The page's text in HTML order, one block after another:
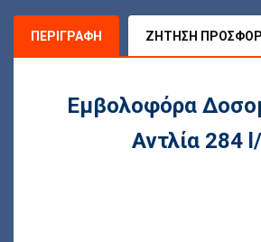
ΠΕΡΙΓΡΑΦΉ ΖΉΤΗΣΗ
Εμβολοφόρα
Αντλία 284